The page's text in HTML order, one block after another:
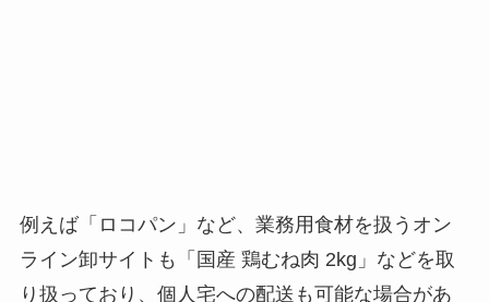
例えば「ロコパン」など、業務用食材を扱うオン
ライン卸サイトも「国産 鶏むね肉 2kg」などを取
り扱っており、個人宅への配送も可能な場合があ